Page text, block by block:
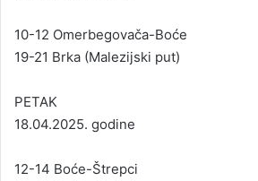
10-12 Omerbegovača-Boće
19-21 Brka (Malezijski put)
PETAK
18.04.2025. godine
12-14 Boće-Štrepci